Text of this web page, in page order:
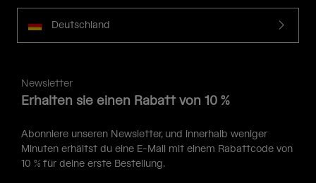
Deutschland
Newsletter
Erhalten sie einen Rabatt von 10 %
Abonniere unseren Newsletter, und innerhalb weniger
Minuten erhältst du eine E-Mail mit einem Rabattcode von
10 % für deine erste Bestellung.